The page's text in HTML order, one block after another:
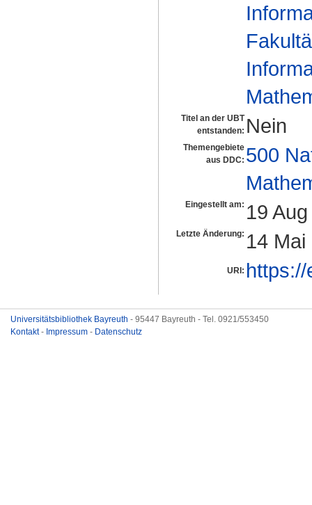
Titel an der UBT
entstanden: Nein
Themengebiete
aus DDC: 500
Eingestellt am: 19
Letzte Änderung: 14 Mai
URI:
Universitätsbibliothek Bayreuth - 95447 Bayreuth - Tel. 0921/553450
Kontakt- Impressum - Datenschutz